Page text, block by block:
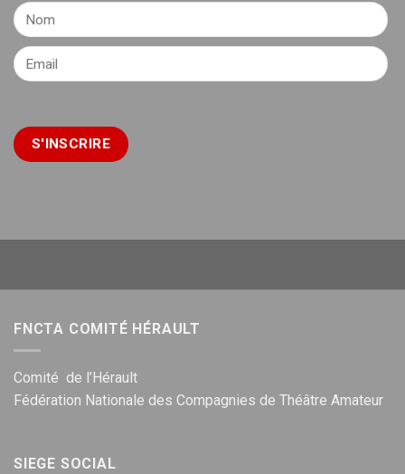
FNCTA COMITÉ HÉRAULT
Comité de l’Hérault
Fédération Nationale des Compagnies de Théâtre Amateur
SIEGE SOCIAL